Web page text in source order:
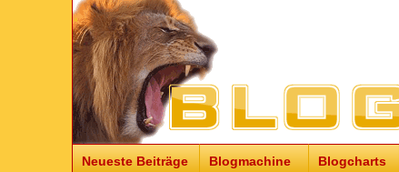
Neueste Beiträge Blogmachine Blogcharts